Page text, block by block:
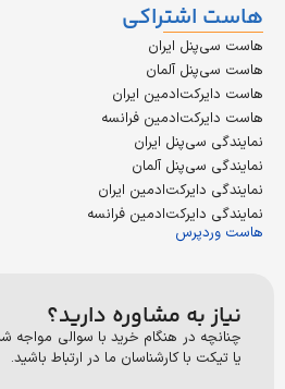
ایران
آلمان
ایران
فرانسه
ایران
سی‌پنل آلمان
دایرکت‌ادمین ایران
دایرکت‌ادمین فرانسه
به مشاوره دارید؟
در هنگام خرید با سوالی مواجه شدید
با کارشناسان ما در ارتباط باشید.